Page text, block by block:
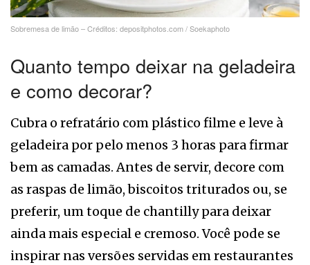
Sobremesa de limão – Créditos: depositphotos.com / Soekaphoto
Quanto tempo deixar na geladeira
e como decorar?
Cubra o refratário com plástico filme e leve à
geladeira por pelo menos 3 horas para firmar
bem as camadas. Antes de servir, decore com
as raspas de limão, biscoitos triturados ou, se
preferir, um toque de chantilly para deixar
ainda mais especial e cremoso. Você pode se
inspirar nas versões servidas em restaurantes